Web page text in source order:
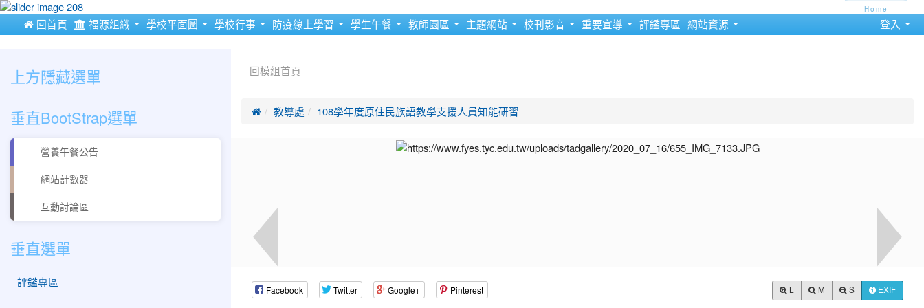
 回首頁 福源組織 學校平面圖 學校行事 防疫線上學習 學生午餐 教師園區 主題網站 校刊影音 重要宣導 評鑑專區 網站資源 登入
回模組首頁
 教導處 108學年度原住民族語教學支援人員知能研習
Facebook Twitter Google+ Pinterest M S EXIF
上方隱藏選單
Home
垂直BootStrap選單
營養午餐公告
網站計數器
互動討論區
垂直選單
評鑑專區